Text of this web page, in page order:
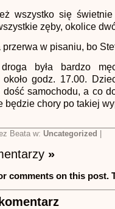
wszystko się
zęby, okolice
przerwa w pisaniu, bo
droga była bardzo
około godz. 17.00.
dość samochodu, a co
będzie chory po takiej
Beata w: Uncategorized
»
comments on this post.